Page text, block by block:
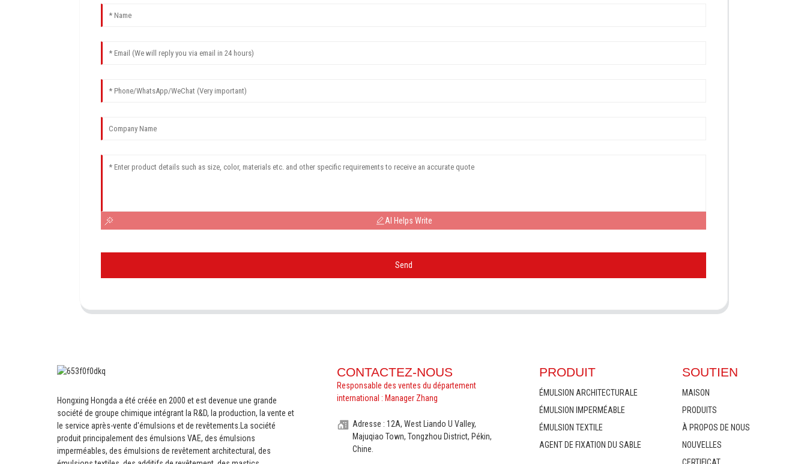
AI Helps Write
Send
Hongxing Hongda a été créée en 2000 et est devenue une grande
société de groupe chimique intégrant la R&D, la production, la vente et
le service après-vente d'émulsions et de revêtements.
La société
produit principalement des émulsions VAE, des émulsions
imperméables, des émulsions de revêtement architectural, des
CONTACTEZ-NOUS
Responsable des ventes du département
international : Manager Zhang
Adresse : 12A, West Liando U Valley,
Majuqiao Town, Tongzhou District, Pékin,
Chine.
PRODUIT
ÉMULSION ARCHITECTURALE
ÉMULSION IMPERMÉABLE
ÉMULSION TEXTILE
AGENT DE FIXATION DU SABLE
SOUTIEN
MAISON
PRODUITS
À PROPOS DE NOUS
NOUVELLES